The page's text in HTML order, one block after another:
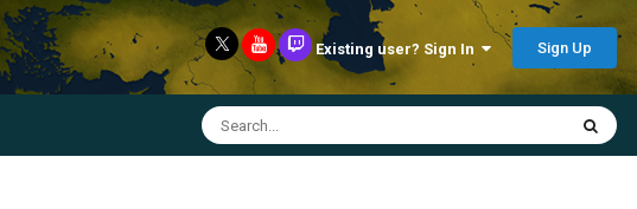
Existing user? Sign In Sign Up